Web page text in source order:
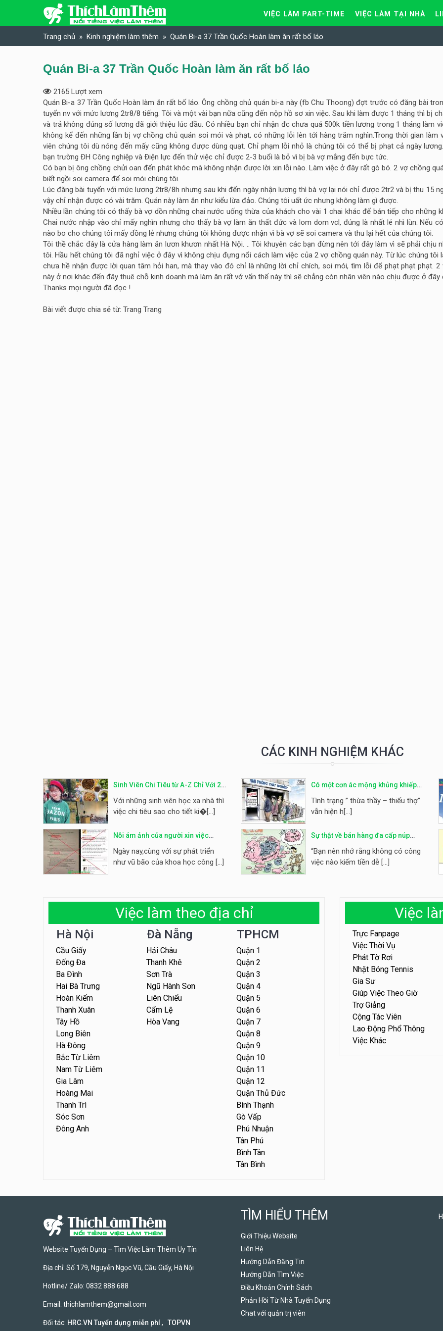
Skip to content
VIỆC LÀM PART-TIME VIỆC LÀM TẠI NHÀ
Trang chủ Kinh nghiệm làm thêm Quán Bi-a 37 Trần Quốc Hoàn làm ăn rất bố láo
Quán Bi-a 37 Trần Quốc Hoàn làm ăn rất bố láo
2165 Lượt xem
Quán Bi-a 37 Trần Quốc Hoàn làm ăn rất bố láo. Ông chồng chủ quán bi-a này (fb Chu Thoong) đợt trước có đăng bài
tuyển nv với mức lương 2tr8/8 tiếng. Tôi và một vài bạn nữa cũng đến nộp hồ sơ xin việc. Sau khi làm được 1 tháng thì bị
và trả không đúng số lương đã giới thiệu lúc đầu. Có nhiều bạn chỉ nhận đc chưa quá 500k tiền lương trong 1 tháng làm
không kể đến những lần bị vợ chồng chủ quán soi mói và phạt, có những lỗi lên tới hàng trăm nghìn.Trong thời gian làm
viên chúng tôi dù nóng đến mấy cũng không được dùng quạt. Chỉ phạm lỗi nhỏ là chúng tôi có thể bị phạt cả ngày
bạn trường ĐH Công nghiệp và Điện lực đến thử việc chỉ được 2-3 buổi là bỏ vì bị bà vợ mắng đến bực tức.
Có bạn bị ông chồng chửi oan đến phát khóc mà không nhận được lời xin lỗi nào. Làm việc ở đây rất gò bó. 2 vợ chồng
biết ngồi soi camera để soi mói chúng tôi.
Lúc đăng bài tuyển với mức lương 2tr8/8h nhưng sau khi đến ngày nhận lương thì bà vợ lại nói chỉ được 2tr2 và bị thu 15
vậy chỉ nhận được có vài trăm. Quán này làm ăn như kiểu lừa đảo. Chúng tôi uất ức nhưng không làm gì được.
Nhiều lần chúng tôi có thấy bà vợ dồn những chai nước uống thừa của khách cho vài 1 chai khác để bán tiếp cho những
Chai nước nhập vào chỉ mấy nghìn nhưng cho thấy bà vợ làm ăn thất đức và lom dom vcl, đúng là nhất lé nhì lùn. Nếu
nào bo cho chúng tôi mấy đồng lẻ nhưng chúng tôi không được nhận vì bà vợ sẽ soi camera và thu lại hết của chúng tôi.
Tôi thề chắc đây là cửa hàng làm ăn lươn khươn nhất Hà Nội. .. Tôi khuyên các bạn đừng nên tới đây làm vì sẽ phải chịu
tôi. Hầu hết chúng tôi đã nghỉ việc ở đây vì không chịu đựng nổi cách làm việc của 2 vợ chồng quán này. Từ lúc chúng tôi
chưa hề nhận được lời quan tâm hỏi han, mà thay vào đó chỉ là những lời chỉ chích, soi mói, tìm lỗi để phạt phạt phạt. 2
này ở nơi khác đến đây thuê chỗ kinh doanh mà làm ăn rất vớ vẩn thế này thì sẽ chẳng còn nhân viên nào chịu được ở đây
Thanks mọi người đã đọc !
Bài viết được chia sẻ từ: Trang Trang
CÁC KINH NGHIỆM KHÁC
Sinh Viên Chi Tiêu từ A-Z Chỉ Với 2
Triệu /1 Tháng Hóa Ra Không Khó
Như Tưởng Tượng
Với những sinh viên học xa nhà thì
việc chi tiêu sao cho tiết ki�[...]
Có một cơn ác mộng khủng khiếp
của tuổi trẻ mang tên THẤT NGHIỆP
Tình trạng ” thừa thầy – thiếu thợ”
vẫn hiện h[...]
Nỗi ám ảnh của người xin việc
trước chiêu trò của các công ty lừa
đảo
Ngày nay,cùng với sự phát triển
như vũ bão của khoa học công [...]
Sự thật về bán hàng đa cấp núp
bóng lừa đảo
“Bạn nên nhớ rằng không có công
việc nào kiếm tiền dễ [...]
Việc làm theo địa chỉ
Hà Nội
Cầu Giấy
Đống Đa
Ba Đình
Hai Bà Trưng
Hoàn Kiếm
Thanh Xuân
Tây Hồ
Long Biên
Hà Đông
Bắc Từ Liêm
Nam Từ Liêm
Gia Lâm
Hoàng Mai
Thanh Trì
Sóc Sơn
Đông Anh
Đà Nẵng
Hải Châu
Thanh Khê
Sơn Trà
Ngũ Hành Sơn
Liên Chiểu
Cẩm Lệ
Hòa Vang
TPHCM
Quận 1
Quận 2
Quận 3
Quận 4
Quận 5
Quận 6
Quận 7
Quận 8
Quận 9
Quận 10
Quận 11
Quận 12
Quận Thủ Đức
Bình Thạnh
Gò Vấp
Phú Nhuận
Tân Phú
Bình Tân
Tân Bình
Việc
Trực Fanpage
Việc Thời Vụ
Phát Tờ Rơi
Nhặt Bóng Tennis
Gia Sư
Giúp Việc Theo Giờ
Trợ Giảng
Cộng Tác Viên
Lao Động Phổ Thông
Việc Khác
Website Tuyển Dụng – Tìm Việc Làm Thêm Uy Tín
Địa chỉ: Số 179, Nguyễn Ngọc Vũ, Cầu Giấy, Hà Nội
Hotline/ Zalo: 0832 888 688
Email: thichlamthem@gmail.com
Đối tác: HRC.VN Tuyển dụng miễn phí, TOPVN
TÌM HIỂU THÊM
Giới Thiệu Website
Liên Hệ
Hướng Dẫn Đăng Tin
Hướng Dẫn Tìm Việc
Điều Khoản Chính Sách
Phản Hồi Từ Nhà Tuyển Dụng
Chat với quản trị viên